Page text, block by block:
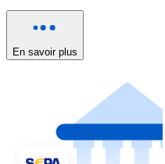
En savoir plus